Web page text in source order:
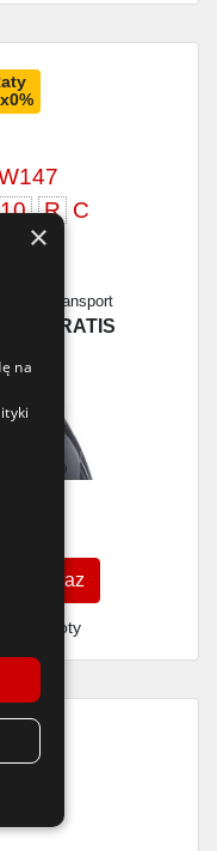
R C
71dB
Transport
GRATIS
Kup teraz
MŚP i floty
×
na